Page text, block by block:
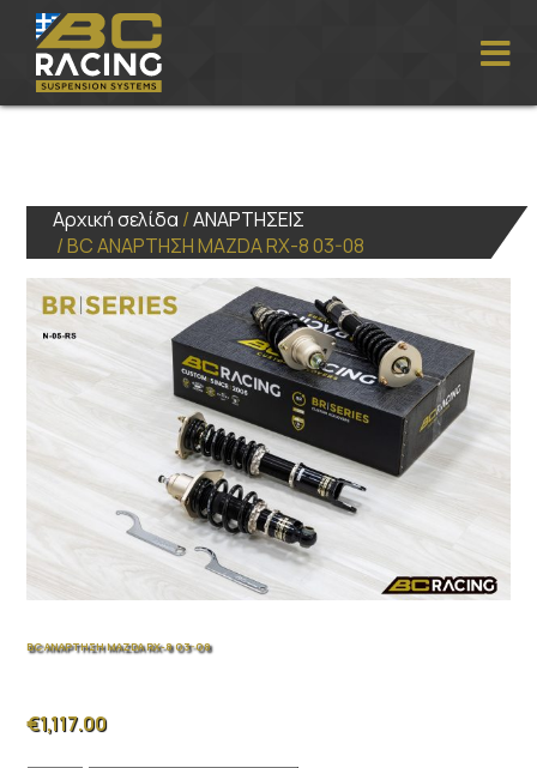
Αρχική σελίδα /ΑΝΑΡΤΗΣΕΙΣ
/ BC ΑΝΑΡΤΗΣΗ MAZDA RX-8 03-08
BC ΑΝΑΡΤΗΣΗ MAZDA RX-8 03-08
€1,117.00